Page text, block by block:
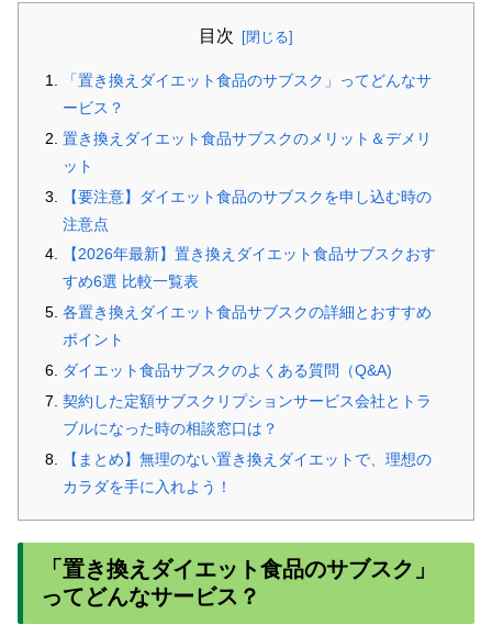
目次
「置き換えダイエット食品のサブスク」ってどんなサ
ービス？
置き換えダイエット食品サブスクのメリット＆デメリ
ット
【要注意】ダイエット食品のサブスクを申し込む時の
注意点
【2026年最新】置き換えダイエット食品サブスクおす
すめ6選 比較一覧表
各置き換えダイエット食品サブスクの詳細とおすすめ
ポイント
ダイエット食品サブスクのよくある質問（Q&A)
契約した定額サブスクリプションサービス会社とトラ
ブルになった時の相談窓口は？
【まとめ】無理のない置き換えダイエットで、理想の
カラダを手に入れよう！
「置き換えダイエット食品のサブスク」
ってどんなサービス？